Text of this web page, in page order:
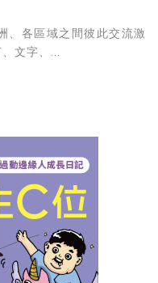
、各區域之間彼此交流激
文字、...